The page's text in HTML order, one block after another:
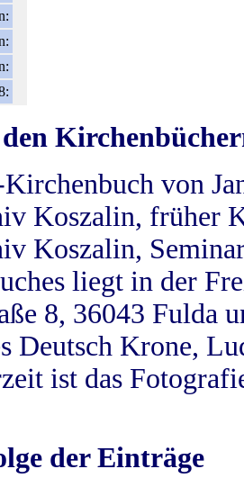
von
Koszalin, früher
Koszalin,
liegt in der
8, 36043 Fulda
Deutsch Krone,
ist das
der Einträge